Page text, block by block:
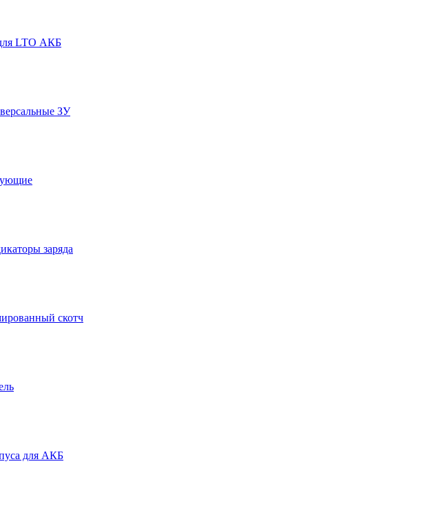
LTO АКБ
ЗУ
заряда
скотч
для АКБ